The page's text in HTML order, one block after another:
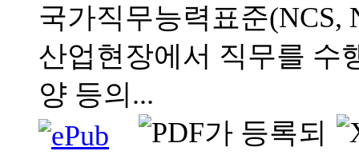
국가직무능력표준(NCS,
산업현장에서 직무를 수
양 등의...